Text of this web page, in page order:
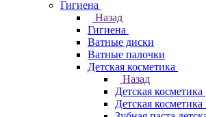
Гигиена
Назад
Гигиена
Ватные диски
Ватные палочки
Детская косметика
Назад
Детская косметика
Детская